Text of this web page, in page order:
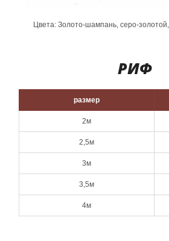
Цвета: Золото-шампань, серо-
РИФ
размер
2м
2,5м
3м
3,5м
4м